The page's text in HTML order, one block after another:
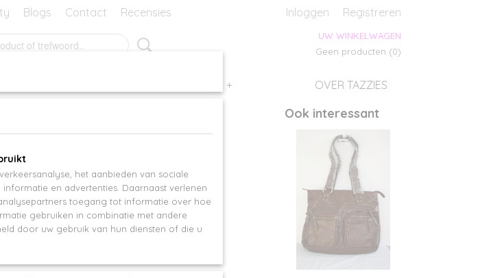
Blogs Contact Recensies Inloggen Registreren
UW WINKELWAGEN
Geen producten (0)
OVER TAZZIES
+
Ook interessant
het aanbieden van sociale
en advertenties. Daarnaast verlenen
toegang tot informatie over hoe
gebruiken in combinatie met andere
door uw gebruik van hun diensten of die u